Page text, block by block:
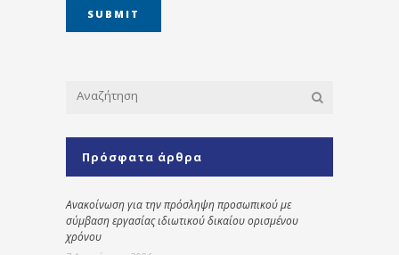
Πρόσφατα άρθρα
Ανακοίνωση για την πρόσληψη προσωπικού με
σύμβαση εργασίας ιδιωτικού δικαίου ορισμένου
χρόνου